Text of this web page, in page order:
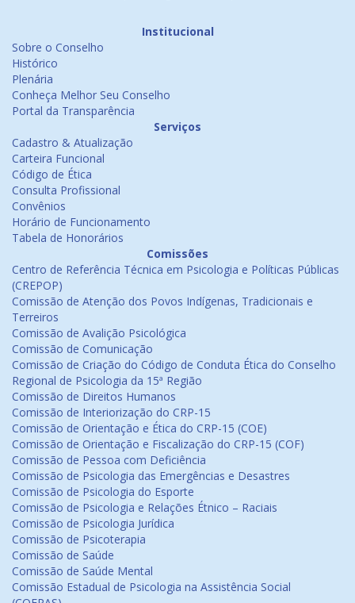
Institucional
Sobre o Conselho
Histórico
Plenária
Conheça Melhor Seu Conselho
Portal da Transparência
Serviços
Cadastro & Atualização
Carteira Funcional
Código de Ética
Consulta Profissional
Convênios
Horário de Funcionamento
Tabela de Honorários
Comissões
Centro de Referência Técnica em Psicologia e Políticas Públicas
(CREPOP)
Comissão de Atenção dos Povos Indígenas, Tradicionais e
Terreiros
Comissão de Avalição Psicológica
Comissão de Comunicação
Comissão de Criação do Código de Conduta Ética do Conselho
Regional de Psicologia da 15ª Região
Comissão de Direitos Humanos
Comissão de Interiorização do CRP-15
Comissão de Orientação e Ética do CRP-15 (COE)
Comissão de Orientação e Fiscalização do CRP-15 (COF)
Comissão de Pessoa com Deficiência
Comissão de Psicologia das Emergências e Desastres
Comissão de Psicologia do Esporte
Comissão de Psicologia e Relações Étnico – Raciais
Comissão de Psicologia Jurídica
Comissão de Psicoterapia
Comissão de Saúde
Comissão de Saúde Mental
Comissão Estadual de Psicologia na Assistência Social